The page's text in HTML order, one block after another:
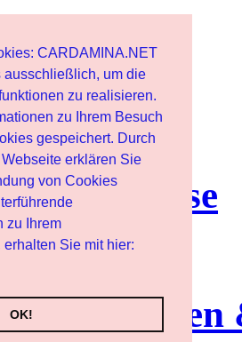
CARDAMINA.NET
um die
zu realisieren.
zu Ihrem Besuch
gespeichert. Durch
erklären Sie
von Cookies
zu Ihrem
Sie mit hier:
OK!